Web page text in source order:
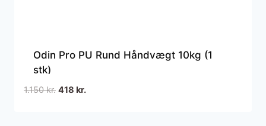
Odin Pro PU Rund Håndvægt 10kg (1
stk)
1.150kr. Den
418 kr.